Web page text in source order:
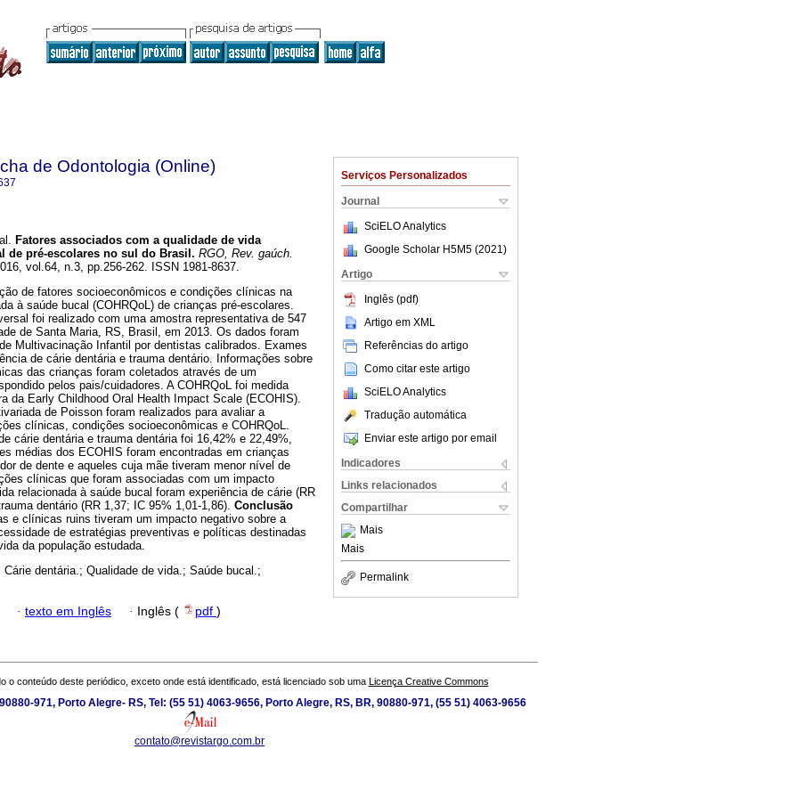
Serviços Personalizados
Journal
SciELO Analytics
Google Scholar H5M5 (2021 )
Artigo
Inglês (pdf)
Artigo em XML
Referências do artigo
Como citar este artigo
SciELO Analytics
Tradução automática
Enviar este artigo por email
Indicadores
Links relacionados
Compartilhar
Mais
Mais
Permalink
de Odontologia (Online)
Fatores associados com a qualidade de vida
de pré-escolares no sul do Brasil . RGO, Rev. gaúch.
vol.64, n.3, pp.256-262. ISSN 1981-8637.
de fatores socioeconômicos e condições clínicas na
à saúde bucal (COHRQoL) de crianças pré-escolares.
foi realizado com uma amostra representativa de 547
de Santa Maria, RS, Brasil, em 2013. Os dados foram
Multivacinação Infantil por dentistas calibrados. Exames
de cárie dentária e trauma dentário. Informações sobre
das crianças foram coletados através de um
pelos pais/cuidadores. A COHRQoL foi medida
da Early Childhood Oral Health Impact Scale (ECOHIS).
de Poisson foram realizados para avaliar a
clínicas, condições socioeconômicas e COHRQoL.
cárie dentária e trauma dentária foi 16,42% e 22,49%,
médias dos ECOHIS foram encontradas em crianças
de dente e aqueles cuja mãe tiveram menor nível de
clínicas que foram associadas com um impacto
relacionada à saúde bucal foram experiência de cárie (RR
dentário (RR 1,37; IC 95% 1,01-1,86). Conclusão
e clínicas ruins tiveram um impacto negativo sobre a
de estratégias preventivas e políticas destinadas
da população estudada.
Cárie dentária.; Qualidade de vida.; Saúde bucal.;
· texto em Inglês · Inglês ( pdf )
o conteúdo deste periódico, exceto onde está identificado, está licenciado sob uma Licença Creative Commons
971, Porto Alegre- RS, Tel: (55 51) 4063-9656, Porto Alegre, RS, BR, 90880-971, (55 51) 4063-9656
contato@revistargo.com.br